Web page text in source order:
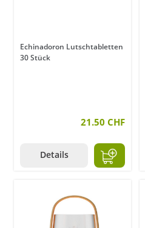
Echinadoron Lutschtabletten
30 Stück
21.50 CHF
Details